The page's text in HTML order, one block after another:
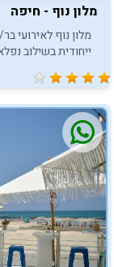
מלון נוף - חיפה
מלון נוף לאירועי
ייחודית בשילוב